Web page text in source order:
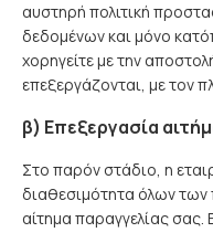
αυστηρή πολιτική
δεδομένων και μόνο
χορηγείτε με την
επεξεργάζονται, με τον
β) Επεξεργασία
Στο παρόν στάδιο, η
διαθεσιμότητα όλων
αίτημα παραγγελίας σας.